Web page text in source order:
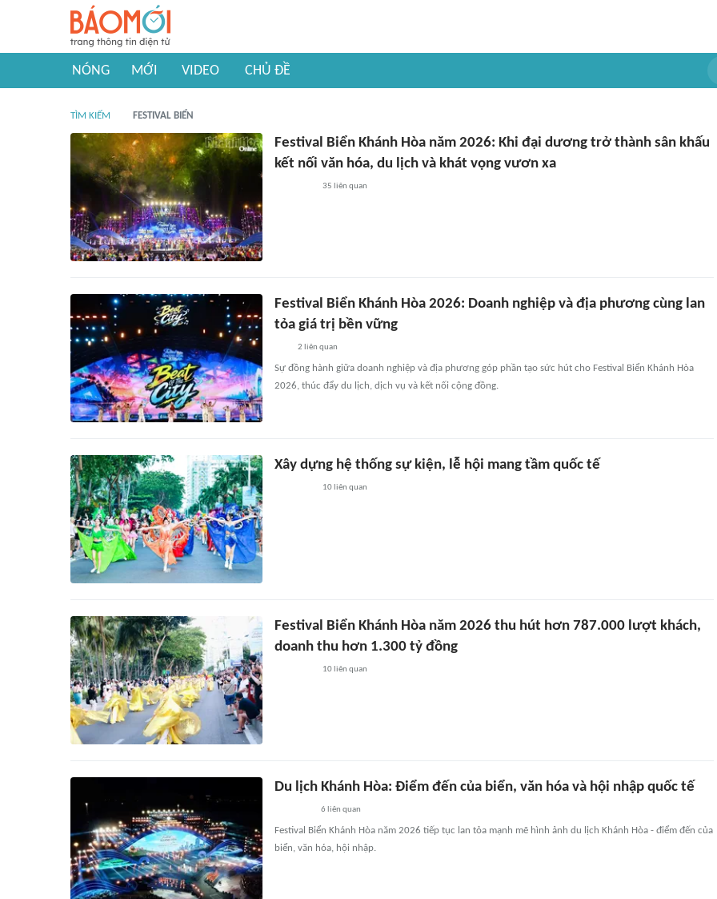
NÓNG MỚI VIDEO CHỦ ĐỀ
TÌM KIẾM FESTIVAL BIỂN
Festival Biển Khánh Hòa năm 2026: Khi đại dương trở thành sân khấu
kết nối văn hóa, du lịch và khát vọng vươn xa
35 liên quan
Festival Biển Khánh Hòa 2026: Doanh nghiệp và địa phương cùng lan
tỏa giá trị bền vững
2 liên quan
Sự đồng hành giữa doanh nghiệp và địa phương góp phần tạo sức hút cho Festival Biển Khánh Hòa
2026, thúc đẩy du lịch, dịch vụ và kết nối cộng đồng.
Xây dựng hệ thống sự kiện, lễ hội mang tầm quốc tế
10 liên quan
Festival Biển Khánh Hòa năm 2026 thu hút hơn 787.000 lượt khách,
doanh thu hơn 1.300 tỷ đồng
10 liên quan
Du lịch Khánh Hòa: Điểm đến của biển, văn hóa và hội nhập quốc tế
6 liên quan
Festival Biển Khánh Hòa năm 2026 tiếp tục lan tỏa mạnh mẽ hình ảnh du lịch Khánh Hòa - điểm đến của
biển, văn hóa, hội nhập.